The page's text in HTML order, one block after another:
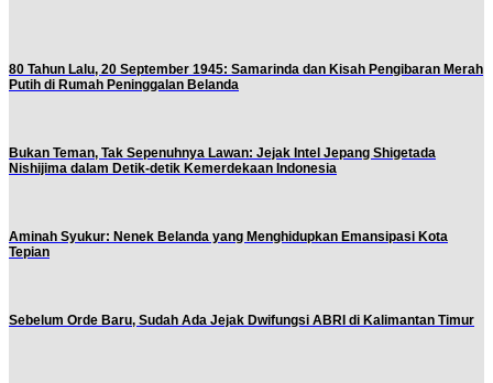
80 Tahun Lalu, 20 September 1945: Samarinda dan Kisah Pengibaran Merah
Putih di Rumah Peninggalan Belanda
Bukan Teman, Tak Sepenuhnya Lawan: Jejak Intel Jepang Shigetada
Nishijima dalam Detik-detik Kemerdekaan Indonesia
Aminah Syukur: Nenek Belanda yang Menghidupkan Emansipasi Kota
Tepian
Sebelum Orde Baru, Sudah Ada Jejak Dwifungsi ABRI di Kalimantan Timur